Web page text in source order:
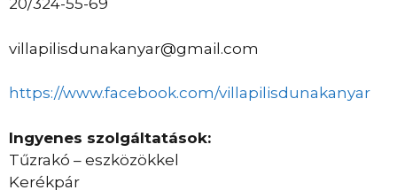
20/324-55-69
villapilisdunakanyar@gmail.com
https://www.facebook.com/villapilisdunakanyar
Ingyenes szolgáltatások:
Tűzrakó – eszközökkel
Kerékpár